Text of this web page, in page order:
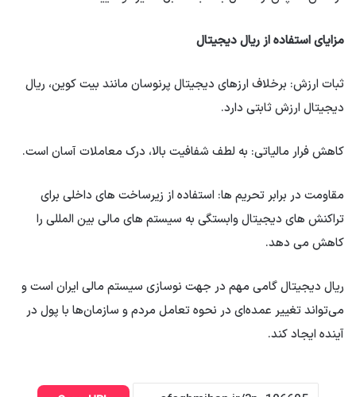
مزایای استفاده از ریال دیجیتال
ثبات ارزش: برخلاف ارزهای دیجیتال پرنوسان مانند بیت کوین، ریال
دیجیتال ارزش ثابتی دارد.
کاهش فرار مالیاتی: به لطف شفافیت بالا، درک معاملات آسان است.
مقاومت در برابر تحریم ها: استفاده از زیرساخت های داخلی برای
تراکنش های دیجیتال وابستگی به سیستم های مالی بین المللی را
کاهش می دهد.
ریال دیجیتال گامی مهم در جهت نوسازی سیستم مالی ایران است و
می‌تواند تغییر عمده‌ای در نحوه تعامل مردم و سازمان‌ها با پول در
آینده ایجاد کند.